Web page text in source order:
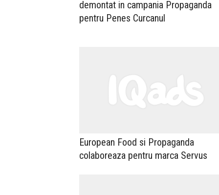
demontat in campania Propaganda
pentru Penes Curcanul
European Food si Propaganda
colaboreaza pentru marca Servus